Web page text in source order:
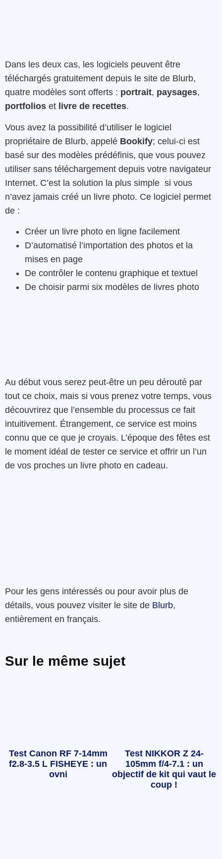
Dans les deux cas, les logiciels peuvent être
téléchargés gratuitement depuis le site de Blurb,
quatre modèles sont offerts : portrait, paysages,
portfolios et livre de recettes.
Vous avez la possibilité d’utiliser le logiciel
propriétaire de Blurb, appelé Bookify; celui-ci est
basé sur des modèles prédéfinis, que vous pouvez
utiliser sans téléchargement depuis votre navigateur
Internet. C’est la solution la plus simple si vous
n’avez jamais créé un livre photo. Ce logiciel permet
de :
Créer un livre photo en ligne facilement
D’automatisé l’importation des photos et la
mises en page
De contrôler le contenu graphique et textuel
De choisir parmi six modèles de livres photo
Au début vous serez peut-être un peu dérouté par
tout ce choix, mais si vous prenez votre temps, vous
découvrirez que l’ensemble du processus ce fait
intuitivement. Étrangement, ce service est moins
connu que ce que je croyais. L’époque des fêtes est
le moment idéal de tester ce service et offrir un l’un
de vos proches un livre photo en cadeau.
Pour les gens intéressés ou pour avoir plus de
détails, vous pouvez visiter le site de Blurb,
entièrement en français.
Sur le même sujet
Test Canon RF 7-14mm
f2.8-3.5 L FISHEYE : un
ovni
Test NIKKOR Z 24-
105mm f/4-7.1 : un
objectif de kit qui vaut le
coup !